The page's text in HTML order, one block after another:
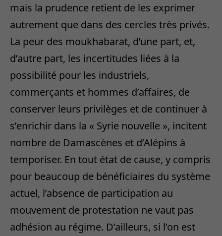
mais la prudence retient de les exprimer
autrement que dans des cercles très privés.
La peur des moukhabarat, d’une part, et,
d’autre part, les incertitudes liées à la
possibilité pour les industriels,
commerçants et hommes d’affaires, de
conserver leurs privilèges et de continuer à
s’enrichir dans la « Syrie nouvelle », incitent
nombre de Damascènes et d’Alépins à
temporiser. En tout état de cause, y compris
pour beaucoup de bénéficiaires du système
actuel, l’absence de participation au
mouvement de protestation ne vaut pas
adhésion au régime. D’ailleurs, si l’on est